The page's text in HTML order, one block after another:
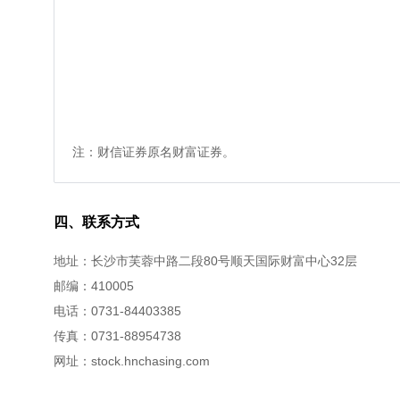
注：财信证券原名财富证券。
四、联系方式
地址：长沙市芙蓉中路二段80号顺天国际财富中心32层
邮编：410005
电话：0731-84403385
传真：0731-88954738
网址：stock.hnchasing.com